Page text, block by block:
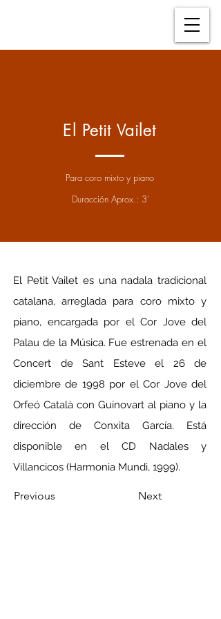
El Petit Vailet
Para coro mixto y piano
Duracción Aprox.: 3'
El Petit Vailet es una nadala tradicional
catalana, arreglada para coro mixto y
piano, encargada por el Cor Jove del
Palau de la Música. Fue estrenada en el
Concert de Sant Esteve el 26 de
diciembre de 1998 por el Cor Jove del
Orfeó Català con Guinovart al piano y la
dirección de Conxita García. Está
disponible en el CD Nadales y
Villancicos (Harmonia Mundi, 1999).
Previous Next